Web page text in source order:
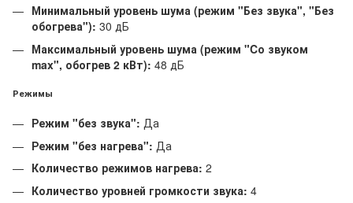
Минимальный уровень шума (режим "Без звука", "Без
обогрева"): 30 дБ
Максимальный уровень шума (режим "Cо звуком
max", обогрев 2 кВт): 48 дБ
Режимы
Режим "без звука": Да
Режим "без нагрева": Да
Количество режимов нагрева: 2
Количество уровней громкости звука: 4